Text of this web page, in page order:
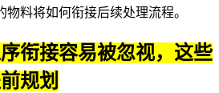
料将如何衔接后续处理流程。
衔接容易被忽视，这些
规划